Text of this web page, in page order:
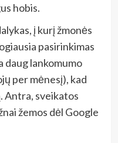
hobis.
į kurį žmonės
pasirinkimas
daug lankomumo
per mėnesį), kad
Antra, sveikatos
žemos dėl Google